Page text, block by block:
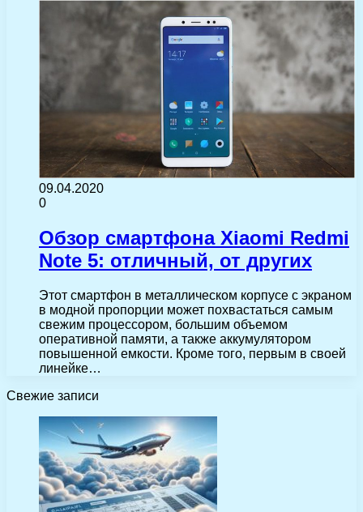
09.04.2020
0
Обзор смартфона Xiaomi Redmi
Note 5: отличный, от других
Этот смартфон в металлическом корпусе с экраном
в модной пропорции может похвастаться самым
свежим процессором, большим объемом
оперативной памяти, а также аккумулятором
повышенной емкости. Кроме того, первым в своей
линейке…
Свежие записи